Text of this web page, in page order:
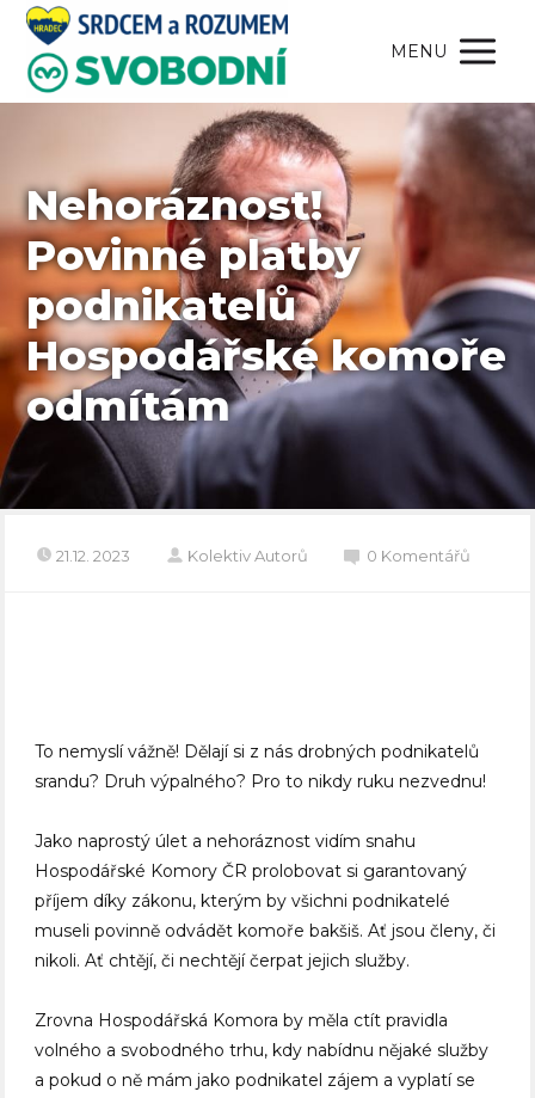
MENU
Nehoráznost!
Povinné platby
podnikatelů
Hospodářské komoře
odmítám
21.12. 2023 Kolektiv Autorů 0 Komentářů
To nemyslí vážně! Dělají si z nás drobných podnikatelů
srandu? Druh výpalného? Pro to nikdy ruku nezvednu!
Jako naprostý úlet a nehoráznost vidím snahu
Hospodářské Komory ČR prolobovat si garantovaný
příjem díky zákonu, kterým by všichni podnikatelé
museli povinně odvádět komoře bakšiš. Ať jsou členy, či
nikoli. Ať chtějí, či nechtějí čerpat jejich služby.
Zrovna Hospodářská Komora by měla ctít pravidla
volného a svobodného trhu, kdy nabídnu nějaké služby
a pokud o ně mám jako podnikatel zájem a vyplatí se